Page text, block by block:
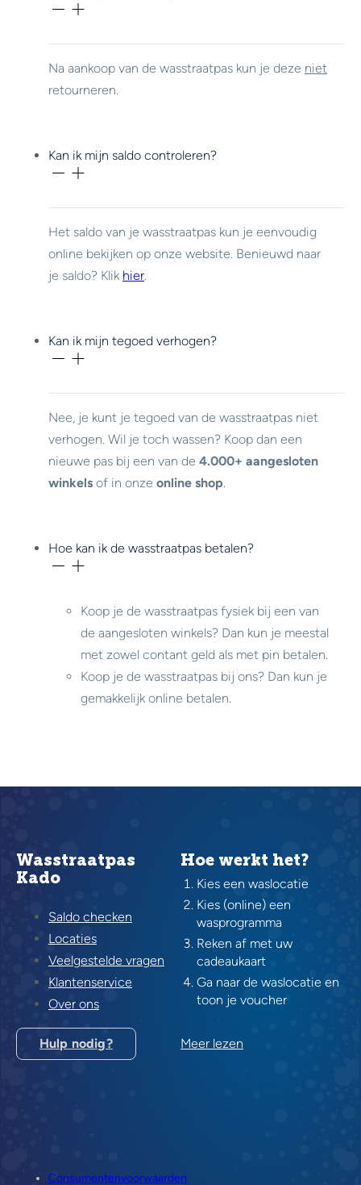
Na aankoop van de wasstraatpas kun je deze niet
retourneren.
Kan ik mijn saldo controleren?
Het saldo van je wasstraatpas kun je eenvoudig
online bekijken op onze website. Benieuwd naar
je saldo? Klik hier
Kan ik mijn tegoed verhogen?
Nee, je kunt je tegoed van de wasstraatpas niet
verhogen. Wil je toch wassen? Koop dan een
nieuwe pas bij een van de 4.000+ aangesloten
winkels of in onze online shop
Hoe kan ik de wasstraatpas betalen?
Koop je de wasstraatpas fysiek bij een van
de aangesloten winkels? Dan kun je meestal
met zowel contant geld als met pin betalen.
Koop je de wasstraatpas bij ons? Dan kun je
gemakkelijk online betalen.
Wasstraatpas
Kado
Saldo checken
Locaties
Veelgestelde vragen
Klantenservice
Over ons
Hulp nodig?
Hoe werkt het?
Kies een waslocatie
Kies (online) een
wasprogramma
Reken af met uw
cadeaukaart
Ga naar de waslocatie en
toon je voucher
Meer lezen
Consumentenvoorwaarden